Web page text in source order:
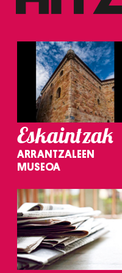
Eskaintzak
ARRANTZALEEN
MUSEOA